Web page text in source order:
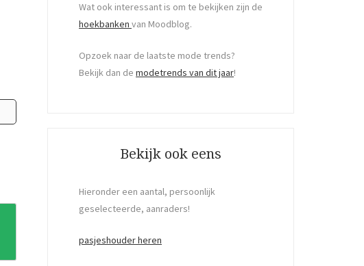
Wat ook interessant is om te bekijken zijn de
hoekbanken van Moodblog.
Opzoek naar de laatste mode trends?
Bekijk dan de modetrends van dit jaar!
Bekijk ook eens
Hieronder een aantal, persoonlijk
geselecteerde, aanraders!
pasjeshouder heren